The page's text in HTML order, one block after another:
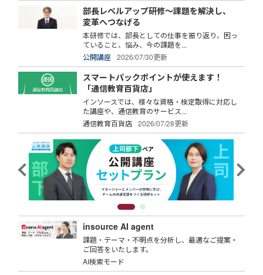
部長レベルアップ研修～課題を解決し、
変革へつなげる
本研修では、部長としての仕事を振り返り、困っ
ていること、悩み、今の課題を...
公開講座
2026/07/30更新
スマートパックポイントが使えます！
「通信教育百貨店」
インソースでは、様々な資格・検定取得に対応し
た講座や、通信教育のサービス...
通信教育百貨店
2026/07/28更新
insource AI agent
課題・テーマ・不明点を分析し、最適なご提案・
ご回答をいたします。
AI検索モード